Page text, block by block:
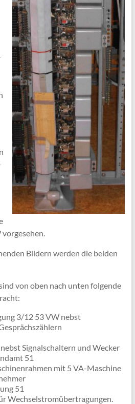
Bildern werden die beiden
von oben nach unten folgende
3/12 53 VW nebst
Signalschaltern und Wecker
51
mit 5 VA-Maschine
51
Wechselstromübertragungen.